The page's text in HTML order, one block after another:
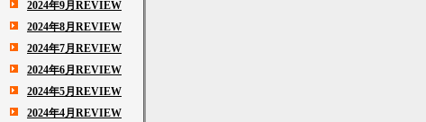
2024年9月REVIEW
2024年8月REVIEW
2024年7月REVIEW
2024年6月REVIEW
2024年5月REVIEW
2024年4月REVIEW